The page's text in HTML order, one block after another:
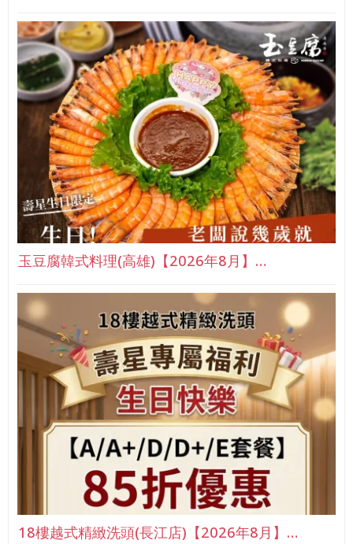
玉豆腐韓式料理(高雄)【2026年8月】…
18樓越式精緻洗頭(長江店)【2026年8月】…